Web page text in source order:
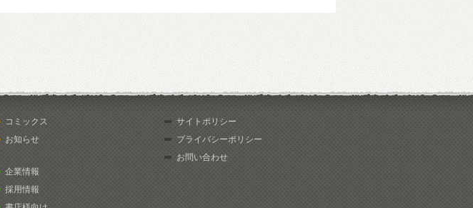
コミックス
お知らせ
企業情報
採用情報
サイトポリシー
プライバシーポリシー
お問い合わせ